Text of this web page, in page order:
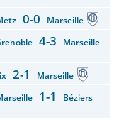
0-0 Marseille
4-3 Marseille
2-1
Marseille
1-1 Béziers